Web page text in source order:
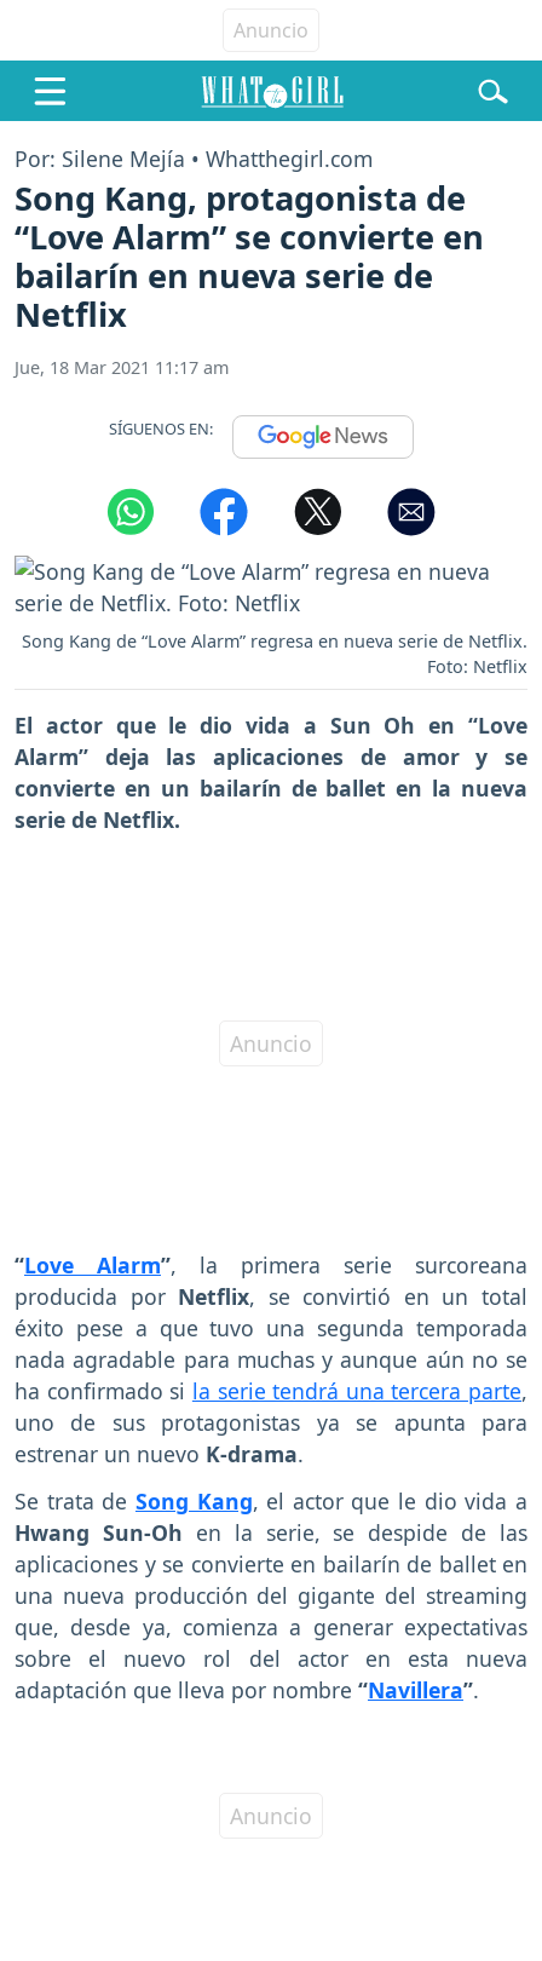
Por: Silene Mejía • Whatthegirl.com
Song Kang, protagonista de
“Love Alarm” se convierte en
bailarín en nueva serie de
Netflix
Jue, 18 Mar 2021 11:17 am
SÍGUENOS EN:
Song Kang de “Love Alarm” regresa en nueva serie de Netflix.
Foto: Netflix
El actor que le dio vida a Sun Oh en “Love
Alarm” deja las aplicaciones de amor y se
convierte en un bailarín de ballet en la nueva
serie de Netflix.
“Love Alarm”, la primera serie surcoreana
producida por Netflix, se convirtió en un total
éxito pese a que tuvo una segunda temporada
nada agradable para muchas y aunque aún no se
ha confirmado si la serie tendrá una tercera parte,
uno de sus protagonistas ya se apunta para
estrenar un nuevo K-drama.
Se trata de Song Kang, el actor que le dio vida a
Hwang Sun-Oh en la serie, se despide de las
aplicaciones y se convierte en bailarín de ballet en
una nueva producción del gigante del streaming
que, desde ya, comienza a generar expectativas
sobre el nuevo rol del actor en esta nueva
adaptación que lleva por nombre “Navillera”.